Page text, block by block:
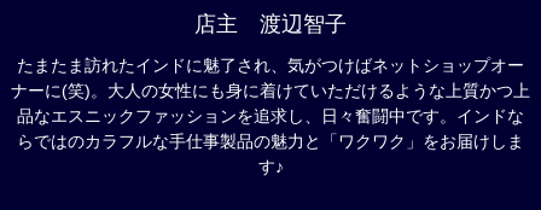
店主 渡辺智子
たまたま訪れたインドに魅了され、気がつけばネットショップオー
ナーに(笑)。大人の女性にも身に着けていただけるような上質かつ上
品なエスニックファッションを追求し、日々奮闘中です。インドな
らではのカラフルな手仕事製品の魅力と「ワクワク」をお届けしま
す♪